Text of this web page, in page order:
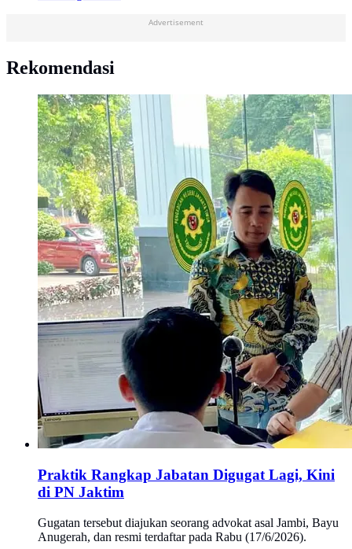
Advertisement
Rekomendasi
Praktik Rangkap Jabatan Digugat Lagi, Kini
di PN Jaktim
Gugatan tersebut diajukan seorang advokat asal Jambi, Bayu
Anugerah, dan resmi terdaftar pada Rabu (17/6/2026).